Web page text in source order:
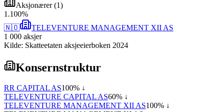
Aksjonærer(1)
1 .100%
🇳🇴
TELEVENTURE MANAGEMENT XII AS
1 000 aksjer
Kilde: Skatteetaten aksjeeierboken 2024
Konsernstruktur
RR CAPITAL AS100% ↓
TELEVENTURE CAPITAL AS60% ↓
TELEVENTURE MANAGEMENT XII AS100% ↓